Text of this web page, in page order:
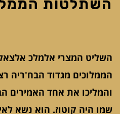
השתלטות
השליט המצרי אלמלכ
הממלוכים מגדוד הבח'ריה
והמליכו את אחד האמירים
שמו היה קוטוז. הוא נשא